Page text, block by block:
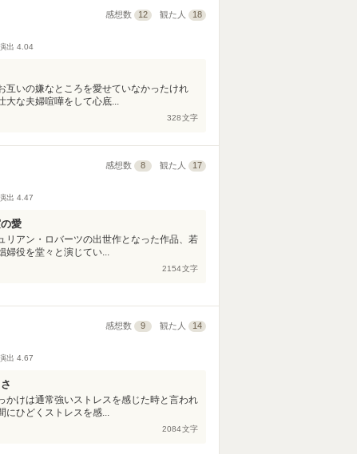
感想数 12 観た人 18
出 4.04
互いの嫌なところを愛せていなかったけれ
大な夫婦喧嘩をして心底...
328文字
感想数 8 観た人 17
出 4.47
愛
リアン・ロバーツの出世作となった作品、若
婦役を堂々と演じてい...
2154文字
感想数 9 観た人 14
出 4.67
かけは通常強いストレスを感じた時と言われ
にひどくストレスを感...
2084文字